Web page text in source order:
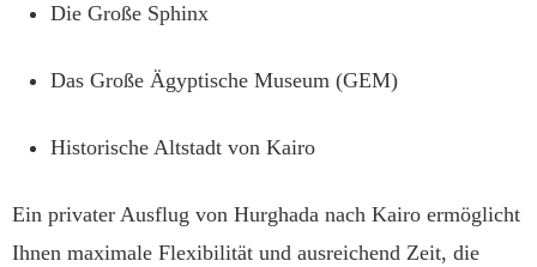
Die Große Sphinx
Das Große Ägyptische Museum (GEM)
Historische Altstadt von Kairo
Ein privater Ausflug von Hurghada nach Kairo ermöglicht
Ihnen maximale Flexibilität und ausreichend Zeit, die